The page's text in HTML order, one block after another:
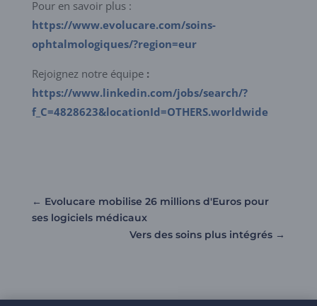
Pour en savoir plus :
https://www.evolucare.com/soins-
ophtalmologiques/?region=eur
Rejoignez notre équipe:
https://www.linkedin.com/jobs/search/?
f_C=4828623&locationId=OTHERS.worldwide
← Evolucare mobilise 26 millions d'Euros pour
ses logiciels médicaux
Vers des soins plus intégrés →